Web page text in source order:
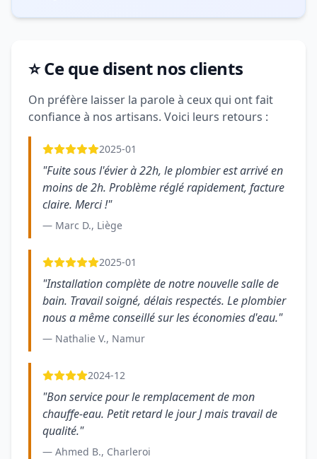
⭐ Ce que disent nos clients
On préfère laisser la parole à ceux qui ont fait
confiance à nos artisans. Voici leurs retours :
2025-01
"Fuite sous l'évier à 22h, le plombier est arrivé en
moins de 2h. Problème réglé rapidement, facture
claire. Merci !"
— Marc D., Liège
2025-01
"Installation complète de notre nouvelle salle de
bain. Travail soigné, délais respectés. Le plombier
nous a même conseillé sur les économies d'eau."
— Nathalie V., Namur
2024-12
"Bon service pour le remplacement de mon
chauffe-eau. Petit retard le jour J mais travail de
qualité."
— Ahmed B., Charleroi